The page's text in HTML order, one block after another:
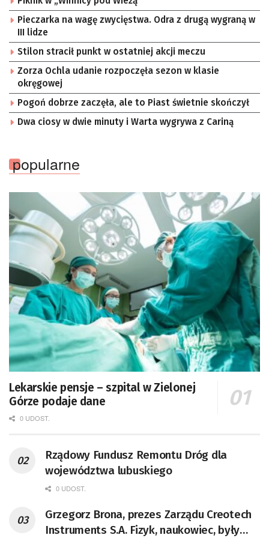
Pieczarka na wagę zwycięstwa. Odra z drugą wygraną w
III lidze
Stilon stracił punkt w ostatniej akcji meczu
Zorza Ochla udanie rozpoczęła sezon w klasie
okręgowej
Pogoń dobrze zaczęła, ale to Piast świetnie skończył
Dwa ciosy w dwie minuty i Warta wygrywa z Cariną
popularne
Lekarskie pensje – szpital w Zielonej
Górze podaje dane
0 UDOST.
Rządowy Fundusz Remontu Dróg dla
województwa lubuskiego
0 UDOST.
Grzegorz Brona, prezes Zarządu Creotech
Instruments S.A. Fizyk, naukowiec, były